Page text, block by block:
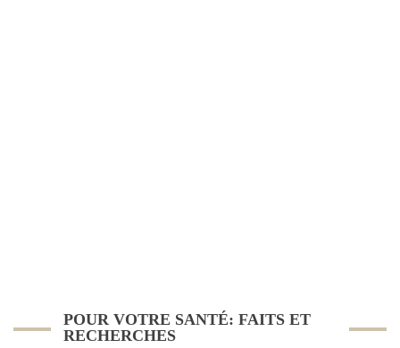
POUR VOTRE SANTÉ: FAITS ET
RECHERCHES